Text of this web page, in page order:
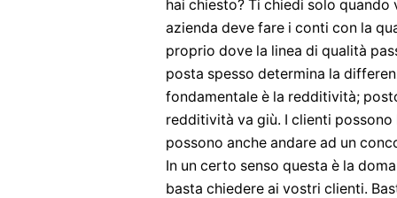
hai chiesto? Ti chiedi solo
azienda deve fare i conti con la
proprio dove la linea di qualità
posta spesso determina la
fondamentale è la redditività;
redditività va giù. I clienti possono
possono anche andare ad un
In un certo senso questa è la
basta chiedere ai vostri clienti.